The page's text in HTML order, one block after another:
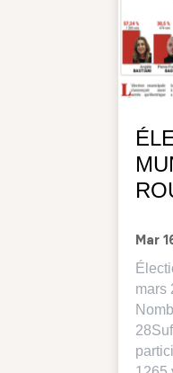
Mar
mars